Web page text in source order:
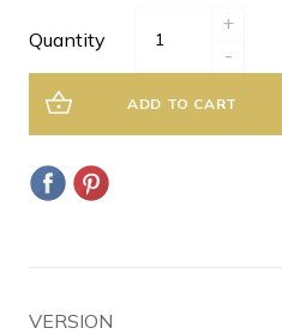
Quantity
+
-
ADD TO CART
VERSION